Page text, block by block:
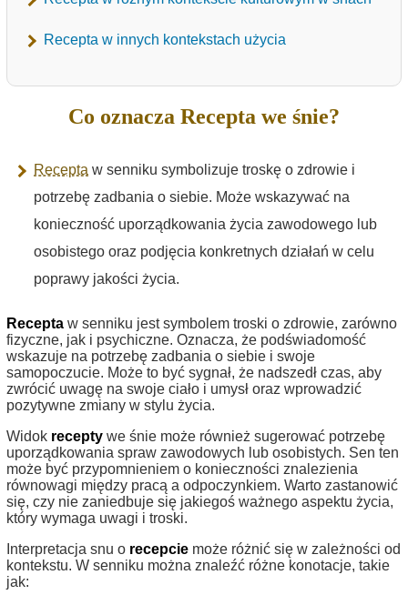
Recepta w innych kontekstach użycia
Co oznacza Recepta we śnie?
Recepta w senniku symbolizuje troskę o zdrowie i
potrzebę zadbania o siebie. Może wskazywać na
konieczność uporządkowania życia zawodowego lub
osobistego oraz podjęcia konkretnych działań w celu
poprawy jakości życia.
Recepta w senniku jest symbolem troski o zdrowie, zarówno
fizyczne, jak i psychiczne. Oznacza, że podświadomość
wskazuje na potrzebę zadbania o siebie i swoje
samopoczucie. Może to być sygnał, że nadszedł czas, aby
zwrócić uwagę na swoje ciało i umysł oraz wprowadzić
pozytywne zmiany w stylu życia.
Widok recepty we śnie może również sugerować potrzebę
uporządkowania spraw zawodowych lub osobistych. Sen ten
może być przypomnieniem o konieczności znalezienia
równowagi między pracą a odpoczynkiem. Warto zastanowić
się, czy nie zaniedbuje się jakiegoś ważnego aspektu życia,
który wymaga uwagi i troski.
Interpretacja snu o recepcie może różnić się w zależności od
kontekstu. W senniku można znaleźć różne konotacje, takie
jak: